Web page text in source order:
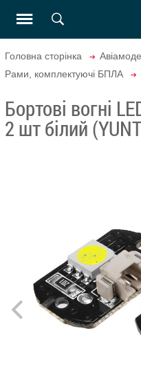
Головна сторінка
Рами, комплектуючі БПЛА
Бортові вогні
2 шт білий